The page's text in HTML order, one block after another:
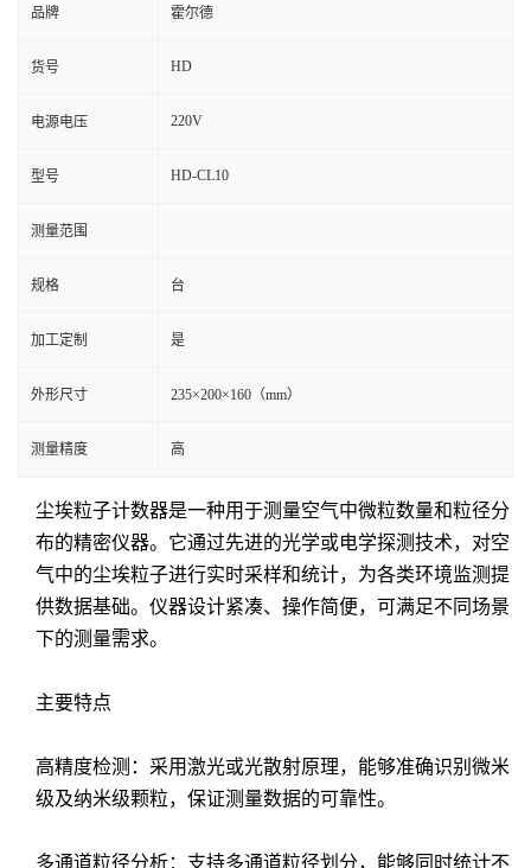
品牌 霍尔德
货号 HD
电源电压 220V
型号 HD-CL10
测量范围
规格 台
加工定制 是
外形尺寸 235×200×160（mm）
测量精度 高
尘埃粒子计数器是一种用于测量空气中微粒数量和粒径分
布的精密仪器。它通过先进的光学或电学探测技术，对空
气中的尘埃粒子进行实时采样和统计，为各类环境监测提
供数据基础。仪器设计紧凑、操作简便，可满足不同场景
下的测量需求。
主要特点
高精度检测：采用激光或光散射原理，能够准确识别微米
级及纳米级颗粒，保证测量数据的可靠性。
多通道粒径分析：支持多通道粒径划分，能够同时统计不